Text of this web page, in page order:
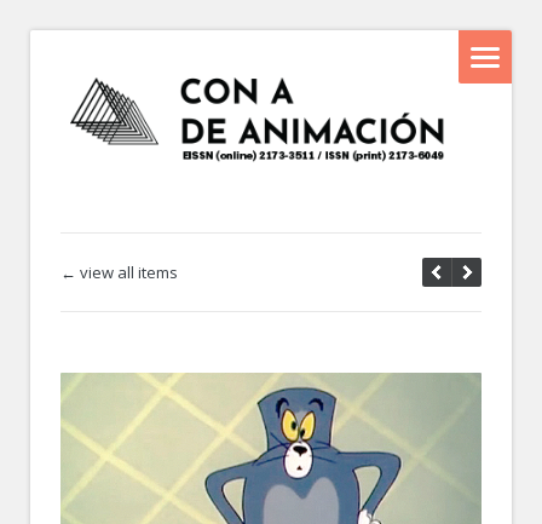
← view all items